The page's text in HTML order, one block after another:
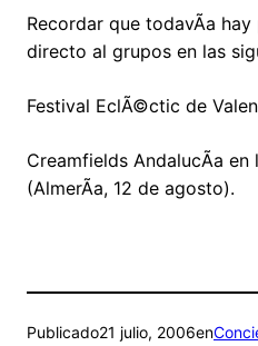
Recordar que todavÃ­a
directo al grupos en las
Festival EclÃ©ctic de
Creamfields AndalucÃ­a
(AlmerÃ­a, 12 de agosto).
Publicado21 julio, 2006en